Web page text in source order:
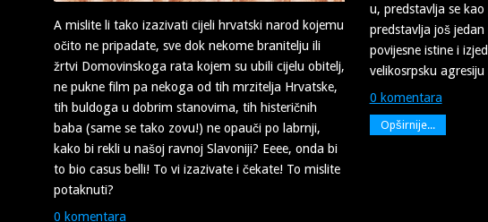
A mislite li tako izazivati cijeli hrvatski narod kojemu
očito ne pripadate, sve dok nekome branitelju ili
žrtvi Domovinskoga rata kojem su ubili cijelu obitelj,
ne pukne film pa nekoga od tih mrzitelja Hrvatske,
tih buldoga u dobrim stanovima, tih histeričnih
baba (same se tako zovu!) ne opauči po labrnji,
kako bi rekli u našoj ravnoj Slavoniji? Eeee, onda bi
to bio casus belli! To vi izazivate i čekate! To mislite
potaknuti?
0 komentara
u, predstavlja se
predstavlja još
povijesne istine i
velikosrpsku
0 komentara
Opširnije...